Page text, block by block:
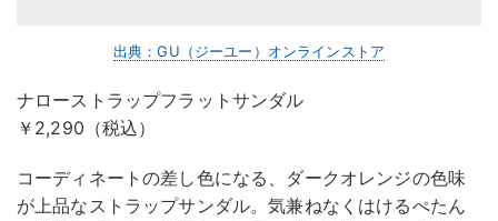
出典：GU（ジーユー）オンラインストア
ナローストラップフラットサンダル
￥2,290（税込）
コーディネートの差し色になる、ダークオレンジの色味
が上品なストラップサンダル。気兼ねなくはけるぺたん